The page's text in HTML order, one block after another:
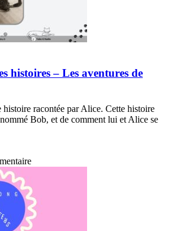
histoires – Les aventures de
racontée par Alice. Cette histoire
Bob, et de comment lui et Alice se